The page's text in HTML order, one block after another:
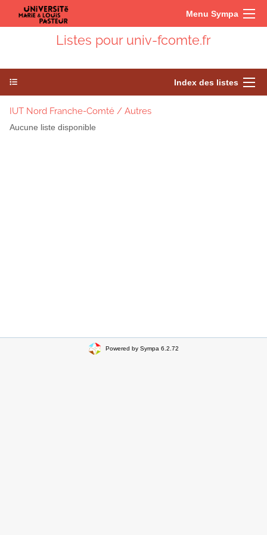
Menu Sympa
Listes pour univ-fcomte.fr
Index des listes
IUT Nord Franche-Comté / Autres
Aucune liste disponible
Powered by Sympa 6.2.72